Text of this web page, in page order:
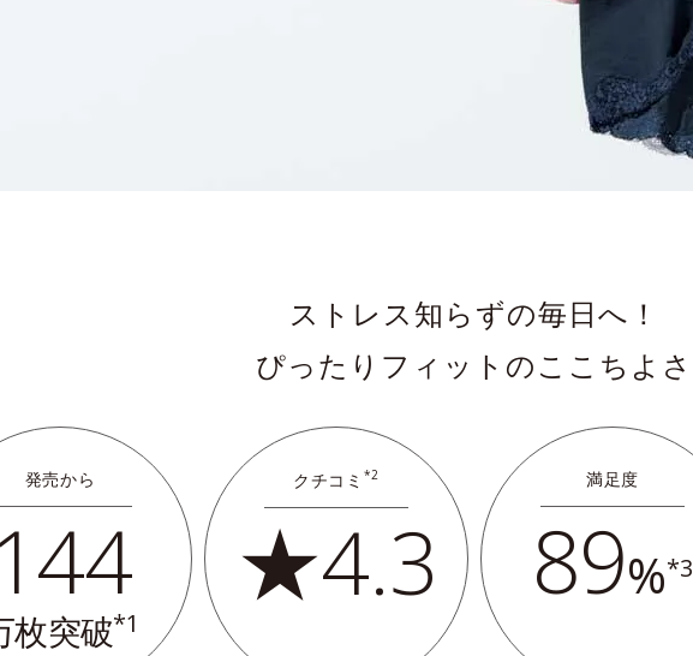
ストレス知らずの毎日へ！
ぴったりフィットのここちよさ
発売から
枚突破*1
クチコミ *2
★4.3
満足度
89%*3